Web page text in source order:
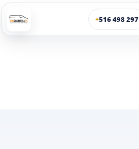
✦516 498 297